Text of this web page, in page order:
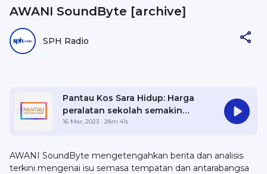
AWANI SoundByte [archive]
SPH Radio
Pantau Kos Sara Hidup: Harga
peralatan sekolah semakin
meningkat, apa penyelesaian?
16 Mar, 2023 · 28m 41s
AWANI SoundByte mengetengahkan berita dan analisis
terkini mengenai isu semasa tempatan dan antarabangsa